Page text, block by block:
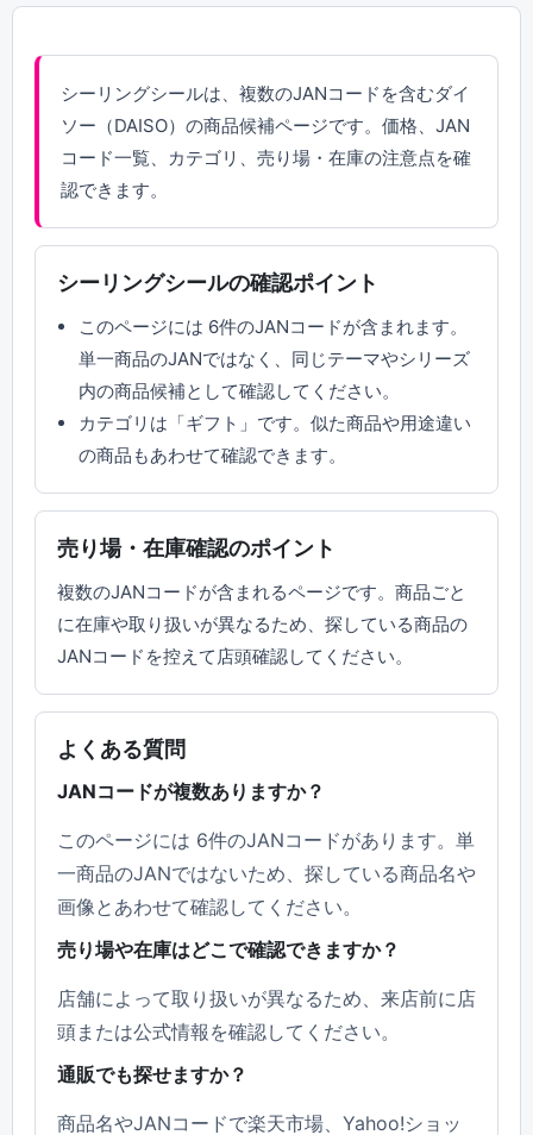
シーリングシールは、複数のJANコードを含むダイ
ソー（DAISO）の商品候補ページです。価格、JAN
コード一覧、カテゴリ、売り場・在庫の注意点を確
認できます。
シーリングシールの確認ポイント
このページには 6件のJANコードが含まれます。
単一商品のJANではなく、同じテーマやシリーズ
内の商品候補として確認してください。
カテゴリは「ギフト」です。似た商品や用途違い
の商品もあわせて確認できます。
売り場・在庫確認のポイント
複数のJANコードが含まれるページです。商品ごと
に在庫や取り扱いが異なるため、探している商品の
JANコードを控えて店頭確認してください。
よくある質問
JANコードが複数ありますか？
このページには 6件のJANコードがあります。単
一商品のJANではないため、探している商品名や
画像とあわせて確認してください。
売り場や在庫はどこで確認できますか？
店舗によって取り扱いが異なるため、来店前に店
頭または公式情報を確認してください。
通販でも探せますか？
商品名やJANコードで楽天市場、Yahoo!ショッ